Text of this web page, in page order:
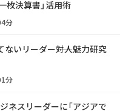
枚決算書」活用術
分
いリーダー――対人魅力研究
分
ネスリーダーに「アジアで